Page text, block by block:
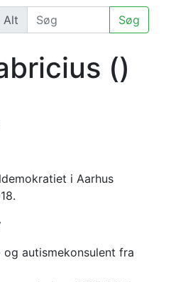
Alt Søg
()
i Aarhus
autismekonsulent fra